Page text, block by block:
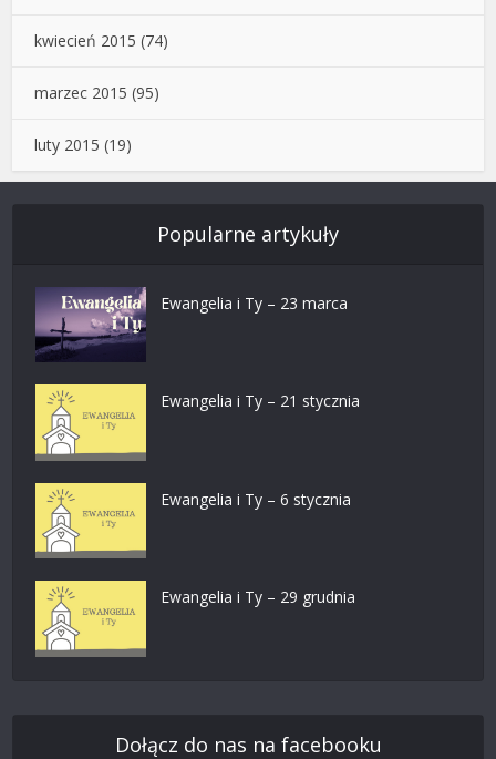
kwiecień 2015 (74)
marzec 2015 (95)
luty 2015 (19)
Popularne artykuły
Ewangelia i Ty – 23 marca
Ewangelia i Ty – 21 stycznia
Ewangelia i Ty – 6 stycznia
Ewangelia i Ty – 29 grudnia
Dołącz do nas na facebooku